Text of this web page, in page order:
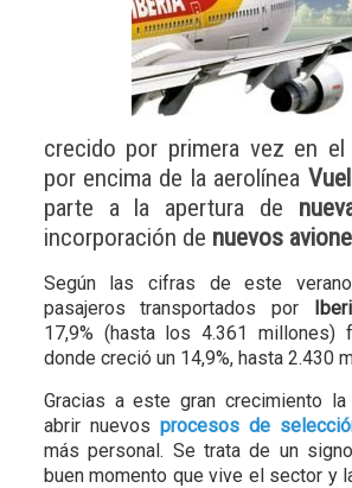
crecido por primera vez en
por encima de la aerolínea
parte a la apertura de
incorporación de nuevos
Según las cifras de este
pasajeros transportados por
17,9% (hasta los 4.361
donde creció un 14,9%, hasta 2.430
Gracias a este gran crecimiento la
abrir nuevos procesos de
más personal. Se trata de un
buen momento que vive el sector y